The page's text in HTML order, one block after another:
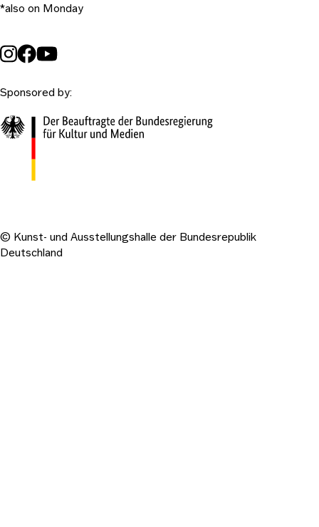
Sponsored by:
*also on Monday
© Kunst- und Ausstellungshalle der Bundesrepublik
Deutschland